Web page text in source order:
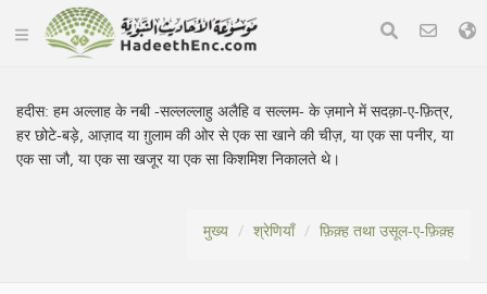
हदीस:हम अल्लाह के नबी -सल्लल्लाहु अलैहि व सल्लम- के ज़माने में सदक़ा-ए-फ़ित्र,
हर छोटे-बड़े, आज़ाद या ग़ुलाम की ओर से एक सा खाने की चीज़, या एक सा पनीर, या
एक सा जौ, या एक सा खजूर या एक सा किशमिश निकालते थे।
मुख्य श्रेणियाँ फ़िक़्ह तथा उसूल-ए-फ़िक़्ह